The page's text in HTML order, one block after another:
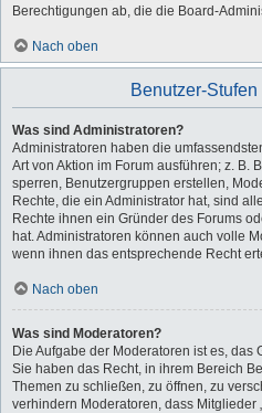
Berechtigungen ab, die die Board-
Nach oben
Benutzer-
Was sind Administratoren?
Administratoren haben die
Art von Aktion im Forum ausführen; z. B.
sperren, Benutzergruppen erstellen,
Rechte, die ein Administrator hat, sind
Rechte ihnen ein Gründer des Forums
hat. Administratoren können auch volle
wenn ihnen das entsprechende Recht
Nach oben
Was sind Moderatoren?
Die Aufgabe der Moderatoren ist es,
Sie haben das Recht, in ihrem Bereich
Themen zu schließen, zu öffnen, zu
verhindern Moderatoren, dass Mitglieder